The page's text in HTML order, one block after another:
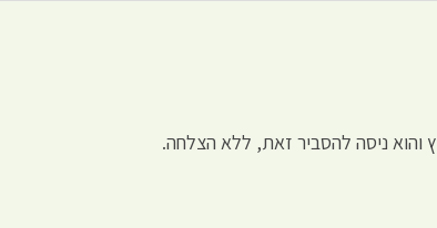
והוא ניסה להסביר זאת, ללא הצלחה.